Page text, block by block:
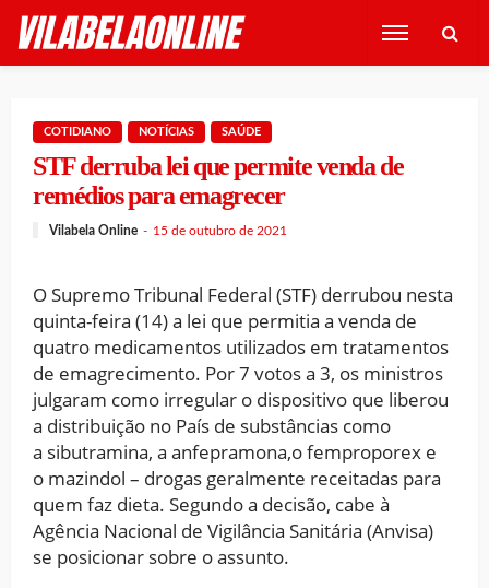
COTIDIANO NOTÍCIAS SAÚDE
STF derruba lei que permite venda de
remédios para emagrecer
Vilabela Online 15 de outubro de 2021
O Supremo Tribunal Federal (STF) derrubou nesta
quinta-feira (14) a lei que permitia a venda de
quatro medicamentos utilizados em tratamentos
de emagrecimento. Por 7 votos a 3, os ministros
julgaram como irregular o dispositivo que liberou
a distribuição no País de substâncias como
a sibutramina, a anfepramona,o femproporex e
o mazindol – drogas geralmente receitadas para
quem faz dieta. Segundo a decisão, cabe à
Agência Nacional de Vigilância Sanitária (Anvisa)
se posicionar sobre o assunto.